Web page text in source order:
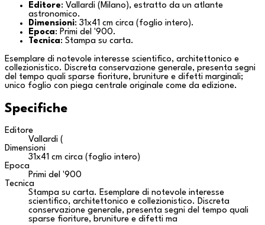
Editore: Vallardi ( Milano), estratto da un atlante
astronomico.
Dimensioni: 31x41 cm circa (foglio intero).
Epoca: Primi del '900.
Tecnica: Stampa su carta.
Esemplare di notevole interesse scientifico, architettonico e
collezionistico. Discreta conservazione generale, presenta segni
del tempo quali sparse fioriture, bruniture e difetti marginali;
unico foglio con piega centrale originale come da edizione.
Specifiche
Editore
Vallardi (
Dimensioni
31x41 cm circa (foglio intero)
Epoca
Primi del '900
Tecnica
Stampa su carta. Esemplare di notevole interesse
scientifico, architettonico e collezionistico. Discreta
conservazione generale, presenta segni del tempo quali
sparse fioriture, bruniture e difetti ma